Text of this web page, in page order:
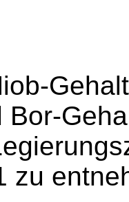
Bor-
zu